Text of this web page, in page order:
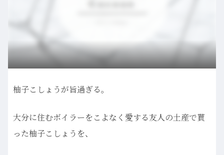
柚子こしょうが旨過ぎる。
大分に住むボイラーをこよなく愛する友人の土産で貰
った柚子こしょうを、